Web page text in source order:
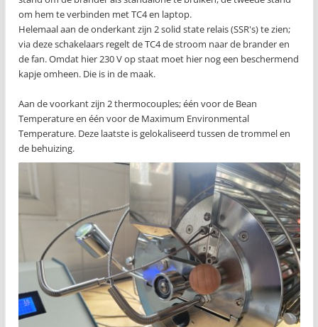
om hem te verbinden met TC4 en laptop.
Helemaal aan de onderkant zijn 2 solid state relais (SSR's) te zien;
via deze schakelaars regelt de TC4 de stroom naar de brander en
de fan. Omdat hier 230 V op staat moet hier nog een beschermend
kapje omheen. Die is in de maak.
Aan de voorkant zijn 2 thermocouples; één voor de Bean
Temperature en één voor de Maximum Environmental
Temperature. Deze laatste is gelokaliseerd tussen de trommel en
de behuizing.